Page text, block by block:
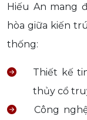
Hiếu An mang
hòa giữa kiến
thống:
Thiết kế
thủy cổ
Công